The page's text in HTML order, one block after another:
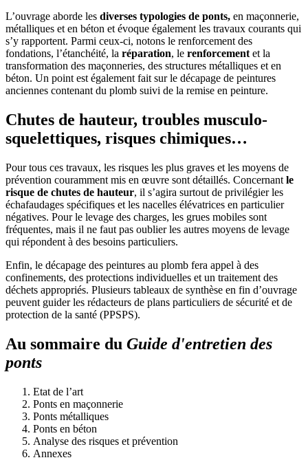
L’ouvrage aborde les diverses typologies de ponts, en maçonnerie,
métalliques et en béton et évoque également les travaux courants qui
s’y rapportent. Parmi ceux-ci, notons le renforcement des
fondations, l’étanchéité, la réparation, le renforcement et la
transformation des maçonneries, des structures métalliques et en
béton. Un point est également fait sur le décapage de peintures
anciennes contenant du plomb suivi de la remise en peinture.
Chutes de hauteur, troubles musculo-
squelettiques, risques chimiques…
Pour tous ces travaux, les risques les plus graves et les moyens de
prévention couramment mis en œuvre sont détaillés. Concernant le
risque de chutes de hauteur, il s’agira surtout de privilégier les
échafaudages spécifiques et les nacelles élévatrices en particulier
négatives. Pour le levage des charges, les grues mobiles sont
fréquentes, mais il ne faut pas oublier les autres moyens de levage
qui répondent à des besoins particuliers.
Enfin, le décapage des peintures au plomb fera appel à des
confinements, des protections individuelles et un traitement des
déchets appropriés. Plusieurs tableaux de synthèse en fin d’ouvrage
peuvent guider les rédacteurs de plans particuliers de sécurité et de
protection de la santé (PPSPS).
Au sommaire du Guide d'entretien des
ponts
Etat de l’art
Ponts en maçonnerie
Ponts métalliques
Ponts en béton
Analyse des risques et prévention
Annexes